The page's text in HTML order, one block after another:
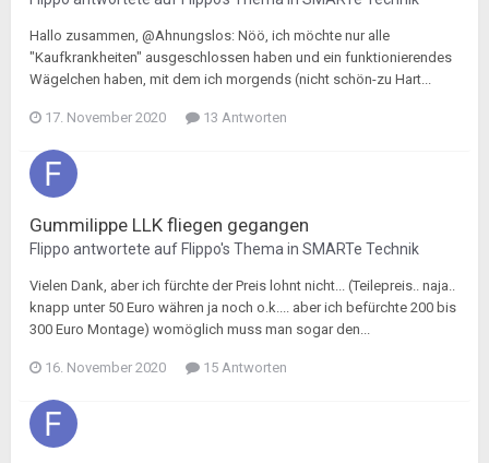
Hallo zusammen, @Ahnungslos: Nöö, ich möchte nur alle
"Kaufkrankheiten" ausgeschlossen haben und ein funktionierendes
Wägelchen haben, mit dem ich morgends (nicht schön-zu Hart...
17. November 2020 13 Antworten
Gummilippe LLK fliegen gegangen
Flippo antwortete auf Flippo's Thema in SMARTe Technik
Vielen Dank, aber ich fürchte der Preis lohnt nicht... (Teilepreis.. naja..
knapp unter 50 Euro währen ja noch o.k.... aber ich befürchte 200 bis
300 Euro Montage) womöglich muss man sogar den...
16. November 2020 15 Antworten